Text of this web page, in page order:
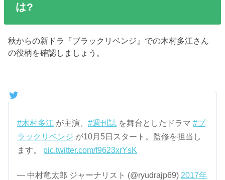
は?
秋からの新ドラ『ブラックリベンジ』での木村多江さん
の役柄を確認しましょう。
#木村多江 が主演、#週刊誌 を舞台としたドラマ#ブ
ラックリベンジ が10月5日スタート。監修を担当し
ます。 pic.twitter.com/f9623xrYsK
— 中村竜太郎 ジャーナリスト (@ryudrajp69) 2017年